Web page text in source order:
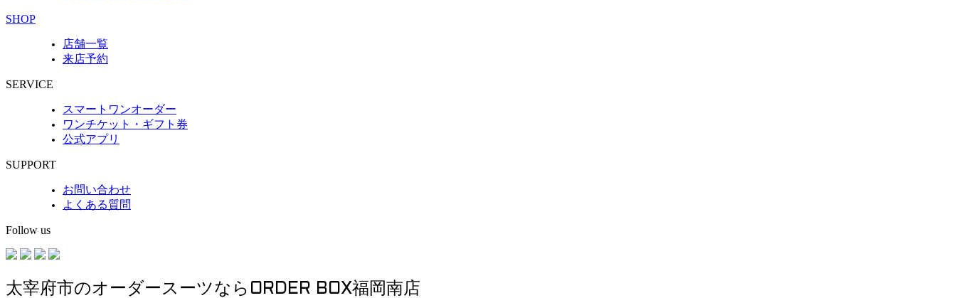
SHOP
店舗一覧
来店予約
SERVICE
スマートワンオーダー
ワンチケット・ギフト券
公式アプリ
SUPPORT
お問い合わせ
よくある質問
Follow us
太宰府市のオーダースーツならORDER BOX福岡南店